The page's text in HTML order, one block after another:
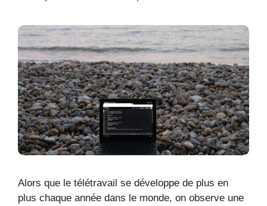
Alors que le télétravail se développe de plus en
plus chaque année dans le monde, on observe une